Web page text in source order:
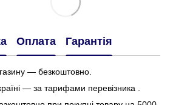
Оплата Гарантія
— безкоштовно.
— за тарифами перевізника .